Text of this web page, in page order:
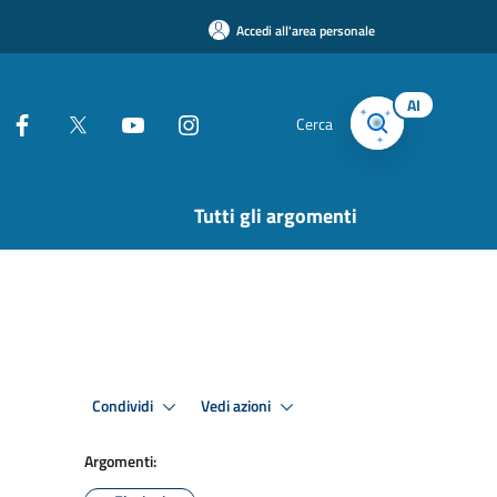
Accedi all'area personale
Cerca
AI
Tutti gli argomenti
Condividi Vedi azioni
Argomenti: